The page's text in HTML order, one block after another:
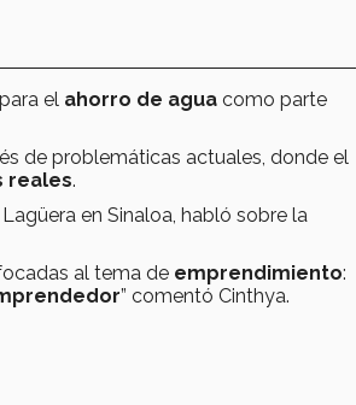
el ahorro de agua como parte
de problemáticas actuales, donde el
reales.
en Sinaloa, habló sobre la
al tema de emprendimiento:
” comentó Cinthya.